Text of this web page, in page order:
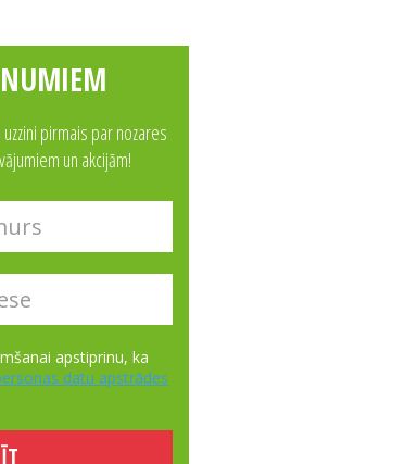
pirmais par nozares
un akcijām!
apstiprinu, ka
datu apstrādes